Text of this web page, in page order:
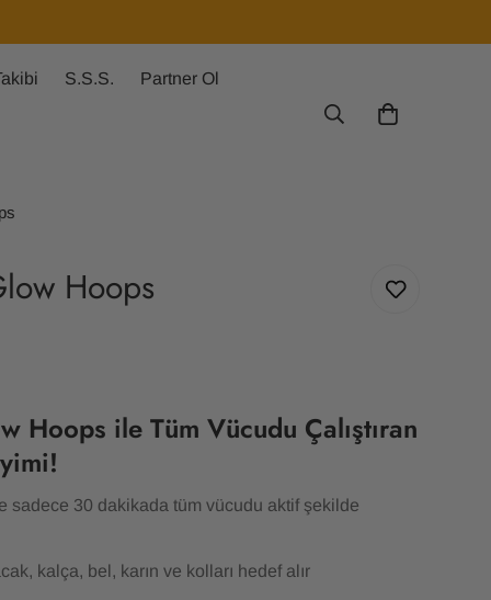
S.S.S. Partner Ol
Hoops
Hoops ile Tüm Vücudu Çalıştıran
sadece 30 dakikada tüm vücudu aktif şekilde
kalça, bel, karın ve kolları hedef alır